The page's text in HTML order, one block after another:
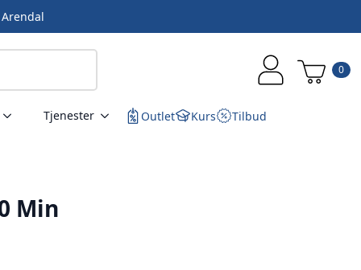
0
Tjenester Outlet Kurs Tilbud
Min